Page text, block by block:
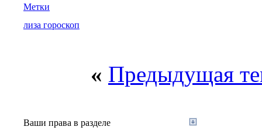
Метки
лиза гороскоп
« Предыдущая
Ваши права в разделе